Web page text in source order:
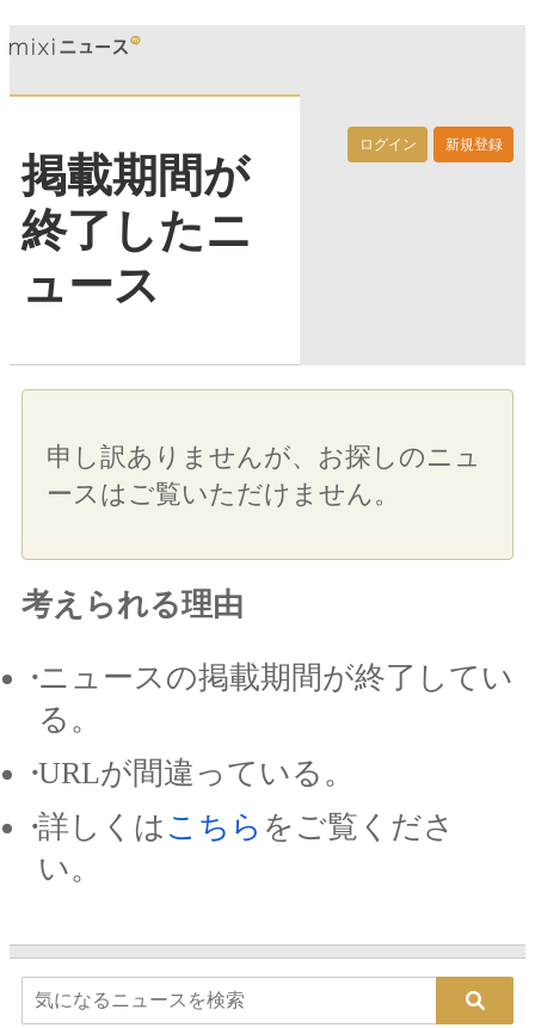
ログイン 新規登録
掲載期間が
終了したニ
ュース
申し訳ありませんが、お探しのニュ
ースはご覧いただけません。
考えられる理由
ニュースの掲載期間が終了してい
る。
URLが間違っている。
詳しくは こちら をご覧くださ
い。